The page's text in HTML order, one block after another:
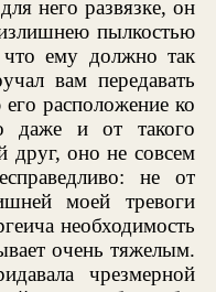
него развязке, он
пылкостью
ему должно так
вам передавать
расположение ко
даже и от такого
оно не совсем
не от
моей тревоги
необходимость
очень тяжелым.
чрезмерной